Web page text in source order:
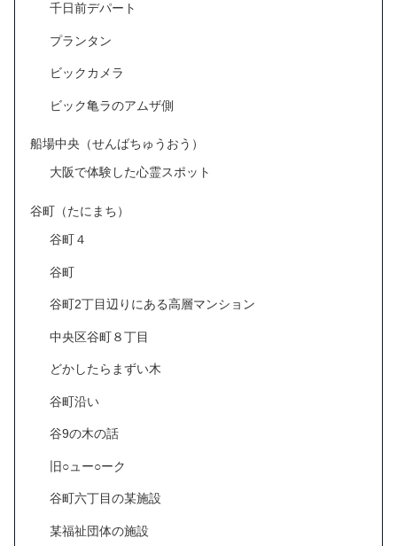
千日前デパート
プランタン
ビックカメラ
ビック亀ラのアムザ側
船場中央（せんばちゅうおう）
大阪で体験した心霊スポット
谷町（たにまち）
谷町４
谷町
谷町2丁目辺りにある高層マンション
中央区谷町８丁目
どかしたらまずい木
谷町沿い
谷9の木の話
旧○ュー○ーク
谷町六丁目の某施設
某福祉団体の施設